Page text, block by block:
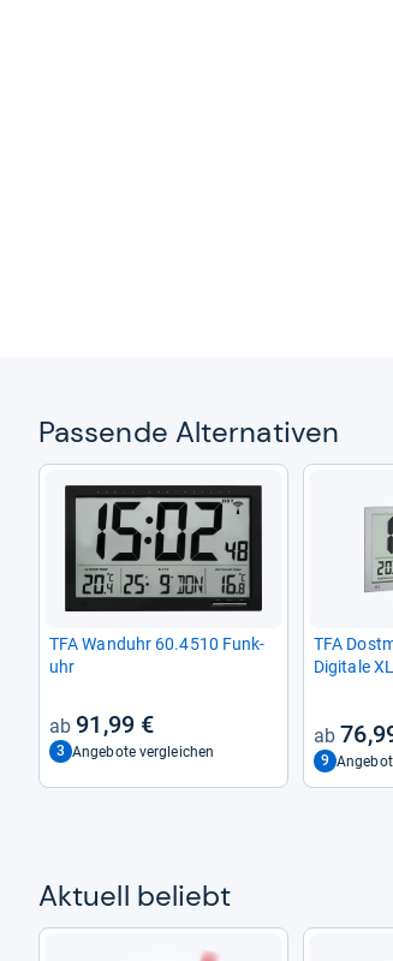
Pas­sende Alter­na­ti­ven
TFA Wand­uhr 60.4510 Funk­
uhr
91,99 €
3 Angebote vergleichen
TFA
Digi­tale
zeige
9
Aktu­ell beliebt